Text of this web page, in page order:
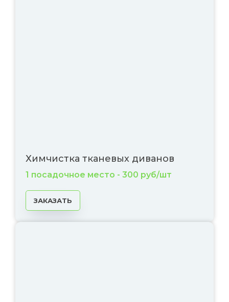
Химчистка тканевых диванов
1 посадочное место - 300 руб/шт
ЗАКАЗАТЬ